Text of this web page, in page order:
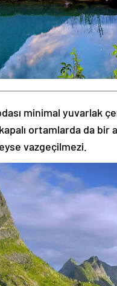
minimal yuvarlak
ortamlarda da bir
vazgeçilmezi.